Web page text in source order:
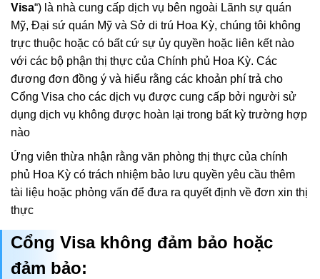
Visa“) là nhà cung cấp dịch vụ bên ngoài Lãnh sự quán
Mỹ, Đại sứ quán Mỹ và Sở di trú Hoa Kỳ, chúng tôi không
trực thuộc hoặc có bất cứ sự ủy quyền hoặc liên kết nào
với các bộ phận thị thực của Chính phủ Hoa Kỳ. Các
đương đơn đồng ý và hiểu rằng các khoản phí trả cho
Cổng Visa cho các dịch vụ được cung cấp bởi người sử
dụng dịch vụ không được hoàn lại trong bất kỳ trường hợp
nào
Ứng viên thừa nhận rằng văn phòng thị thực của chính
phủ Hoa Kỳ có trách nhiệm bảo lưu quyền yêu cầu thêm
tài liệu hoặc phỏng vấn để đưa ra quyết định về đơn xin thị
thực
Cổng Visa không đảm bảo hoặc
đảm bảo: